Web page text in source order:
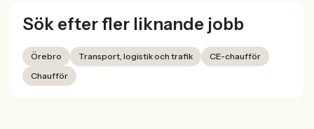
Sök efter fler liknande jobb
Örebro Transport, logistik och trafik
CE-chaufför
Chaufför